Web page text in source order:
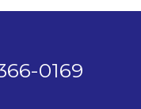
0169